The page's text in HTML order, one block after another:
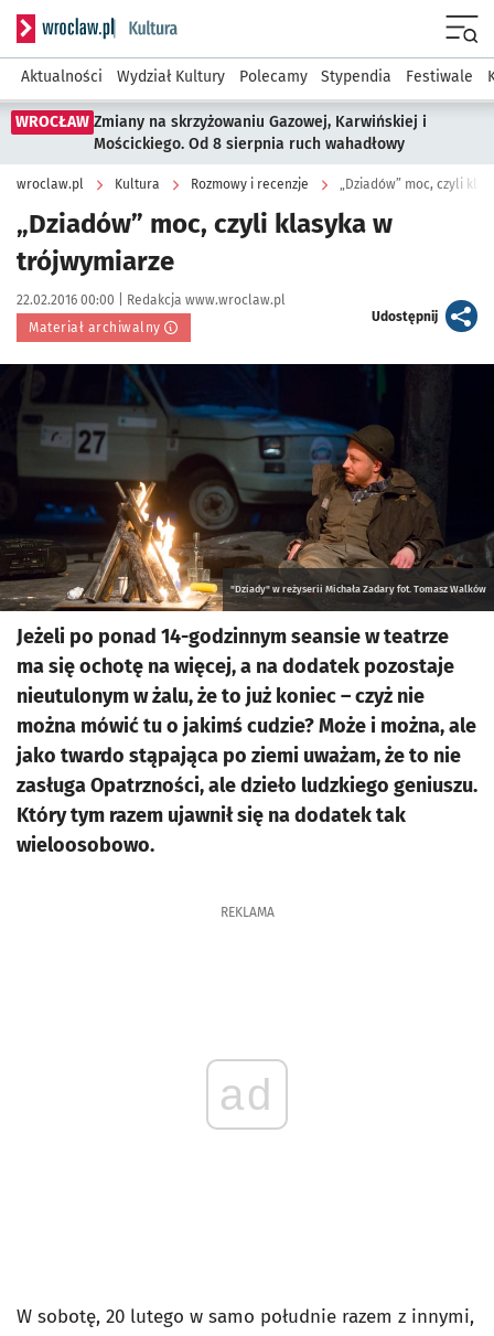
Serwis informacyjny wroclaw.pl podserwis: Kultura
Aktualności Wydział Kultury Polecamy Stypendia Festiwale
WROCŁAW Zmiany na skrzyżowaniu Gazowej, Karwińskiej i
Mościckiego. Od 8 sierpnia ruch wahadłowy
wroclaw.pl Kultura Rozmowy i recenzje „Dziadów” moc, czyli
„Dziadów” moc, czyli klasyka w
trójwymiarze
Data publikacji:
22.02.2016 00:00 | Autor:
Redakcja www.wroclaw.pl
Materiał archiwalny
Udostępnijartykuł
Kliknij, aby powiększyć
"Dziady" w reżyserii Michała Zadary fot. Tomasz Walków
Jeżeli po ponad 14-godzinnym seansie w teatrze
ma się ochotę na więcej, a na dodatek pozostaje
nieutulonym w żalu, że to już koniec – czyż nie
można mówić tu o jakimś cudzie? Może i można, ale
jako twardo stąpająca po ziemi uważam, że to nie
zasługa Opatrzności, ale dzieło ludzkiego geniuszu.
Który tym razem ujawnił się na dodatek tak
wieloosobowo.
REKLAMA
ad
W sobotę, 20 lutego w samo południe razem z innymi,